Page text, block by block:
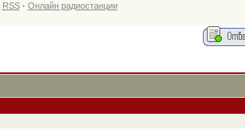
RSS· Онлайн радиостанции